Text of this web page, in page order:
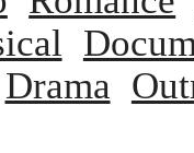
Drama